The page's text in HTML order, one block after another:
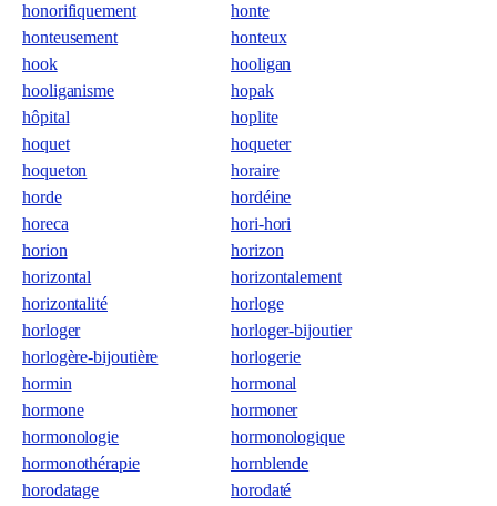
honorifiquement
honte
honteusement
honteux
hook
hooligan
hooliganisme
hopak
hôpital
hoplite
hoquet
hoqueter
hoqueton
horaire
horde
hordéine
horeca
hori-hori
horion
horizon
horizontal
horizontalement
horizontalité
horloge
horloger
horloger-bijoutier
horlogère-bijoutière
horlogerie
hormin
hormonal
hormone
hormoner
hormonologie
hormonologique
hormonothérapie
hornblende
horodatage
horodaté